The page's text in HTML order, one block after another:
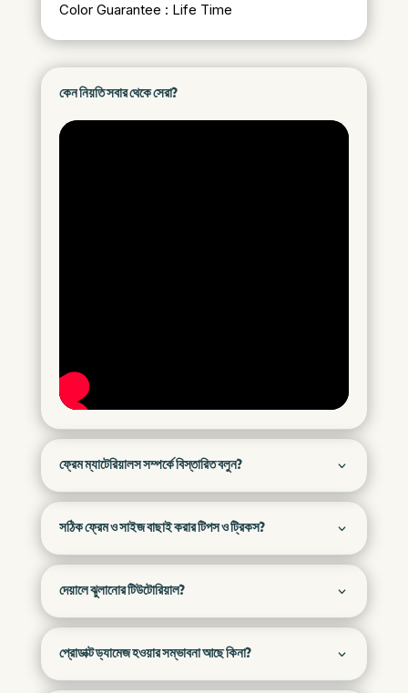
Color Guarantee : Life Time
কেন নিয়তি সবার থেকে সেরা?
ফ্রেম ম্যাটেরিয়ালস সম্পর্কে বিস্তারিত বলুন?
সঠিক ফ্রেম ও সাইজ বাছাই করার টিপস ও ট্রিকস?
দেয়ালে ঝুলানোর টিউটোরিয়াল?
প্রোডাক্ট ড্যামেজ হওয়ার সম্ভাবনা আছে কিনা?